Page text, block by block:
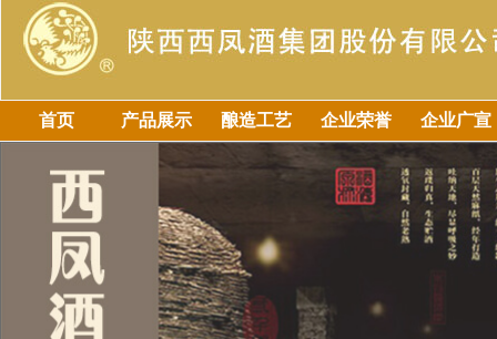
首页 产品展示 酿造工艺 企业荣誉 企业广宣